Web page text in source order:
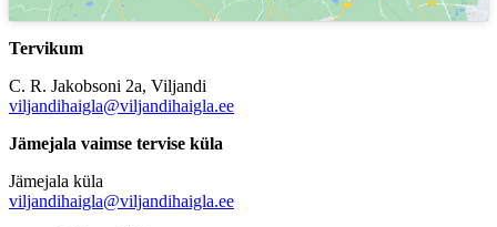
Tervikum
C. R. Jakobsoni 2a, Viljandi
viljandihaigla@viljandihaigla.ee
Jämejala vaimse tervise küla
Jämejala küla
viljandihaigla@viljandihaigla.ee